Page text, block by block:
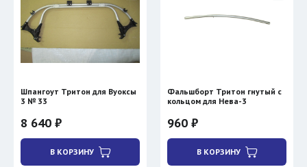
Шпангоут Тритон для Вуоксы
3 № 33
8 640 ₽
В КОРЗИНУ
Фальшборт Тритон гнутый с
кольцом для Нева-3
960 ₽
В КОРЗИНУ